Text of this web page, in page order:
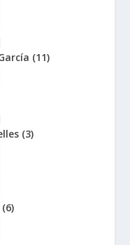
(11)
(3)
(6)